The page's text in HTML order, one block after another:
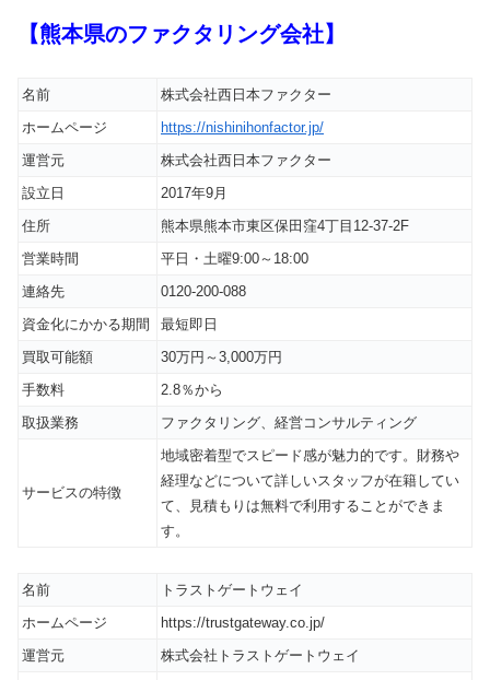
【熊本県のファクタリング会社】
名前
株式会社西日本ファクター
ホームページ
https://nishinihonfactor.jp/
運営元
株式会社西日本ファクター
設立日
2017年9月
住所
熊本県熊本市東区保田窪4丁目12-37-2F
営業時間
平日・土曜9:00～18:00
連絡先
0120-200-088
資金化にかかる期間
最短即日
買取可能額
30万円～3,000万円
手数料
2.8％から
取扱業務
ファクタリング、経営コンサルティング
サービスの特徴
地域密着型でスピード感が魅力的です。財務や
経理などについて詳しいスタッフが在籍してい
て、見積もりは無料で利用することができま
す。
名前
トラストゲートウェイ
ホームページ
https://trustgateway.co.jp/
運営元
株式会社トラストゲートウェイ